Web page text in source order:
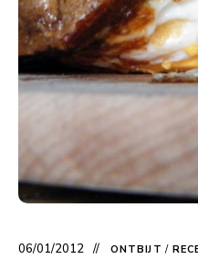
06/01/2012 ONTBIJT /